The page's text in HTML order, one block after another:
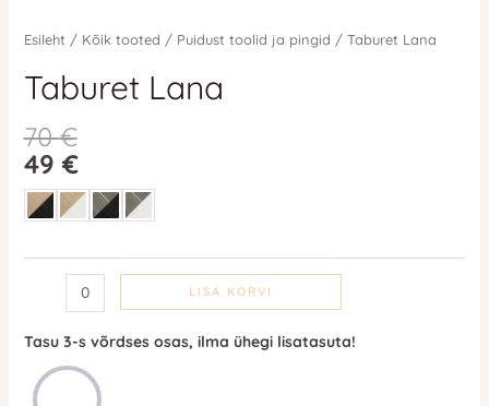
Esileht / Kõik tooted / Puidust toolid ja pingid / Taburet Lana
Taburet Lana
70€
49€
LISA KORVI
Tasu 3-s võrdses osas, ilma ühegi lisatasuta!